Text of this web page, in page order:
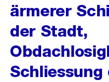
ärmerer
der Stadt,
Schliessung